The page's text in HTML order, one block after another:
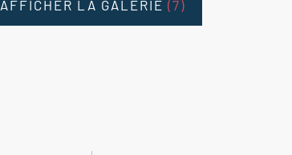
AFFICHER LA GALERIE (7)